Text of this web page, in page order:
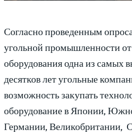
Согласно проведенным
угольной промышленности
оборудования одна из самых
десятков лет угольные
возможность закупать
оборудование в Японии,
Германии, Великобритании,